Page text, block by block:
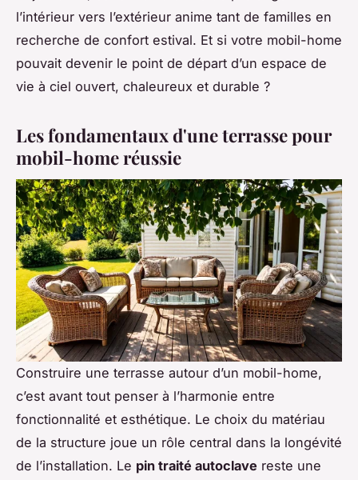
l’intérieur vers l’extérieur anime tant de familles en
recherche de confort estival. Et si votre mobil-home
pouvait devenir le point de départ d’un espace de
vie à ciel ouvert, chaleureux et durable ?
Les fondamentaux d'une terrasse pour
mobil-home réussie
Construire une terrasse autour d’un mobil-home,
c’est avant tout penser à l’harmonie entre
fonctionnalité et esthétique. Le choix du matériau
de la structure joue un rôle central dans la longévité
de l’installation. Le pin traité autoclave reste une